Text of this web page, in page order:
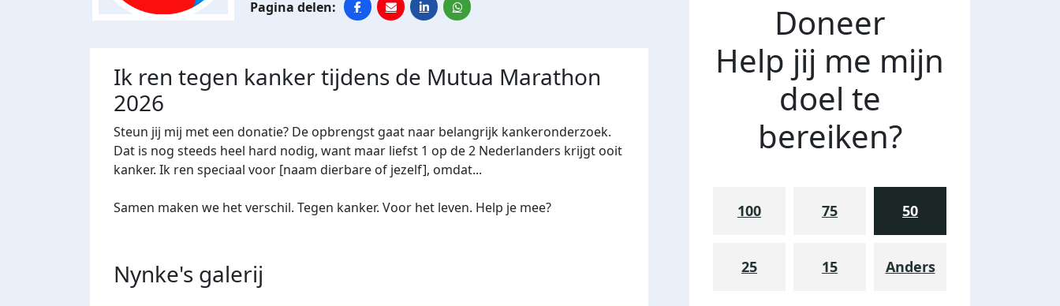
Ik ren tegen kanker tijdens de Mutua Marathon
2026
Steun jij mij met een donatie? De opbrengst gaat naar belangrijk kankeronderzoek.
Dat is nog steeds heel hard nodig, want maar liefst 1 op de 2 Nederlanders krijgt ooit
kanker. Ik ren speciaal voor [naam dierbare of jezelf], omdat...
Samen maken we het verschil. Tegen kanker. Voor het leven. Help je mee?
Nynke's galerij
Doneer
Help jij me mijn
doel te
bereiken?
100 75 50
25 15 Anders